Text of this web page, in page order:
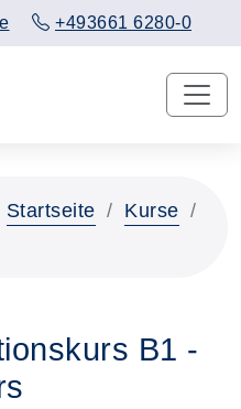
+493661 6280-0
Startseite
Kurse
B1 -